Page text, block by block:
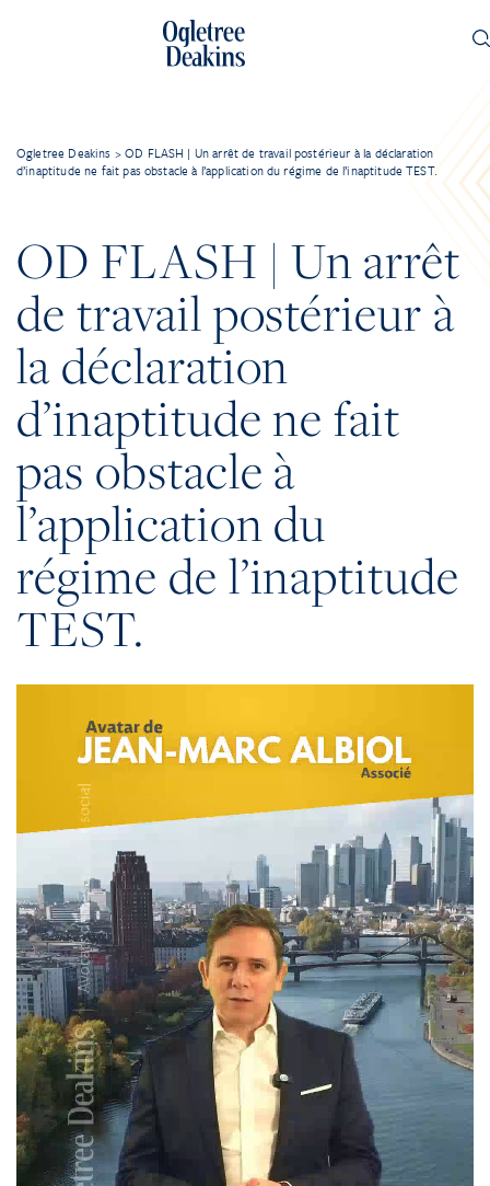
Ogletree Deakins >OD FLASH | Un arrêt de travail postérieur à la déclaration
d’inaptitude ne fait pas obstacle à l’application du régime de l’inaptitude TEST.
OD FLASH | Un arrêt
de travail postérieur à
la déclaration
d’inaptitude ne fait
pas obstacle à
l’application du
régime de l’inaptitude
TEST.